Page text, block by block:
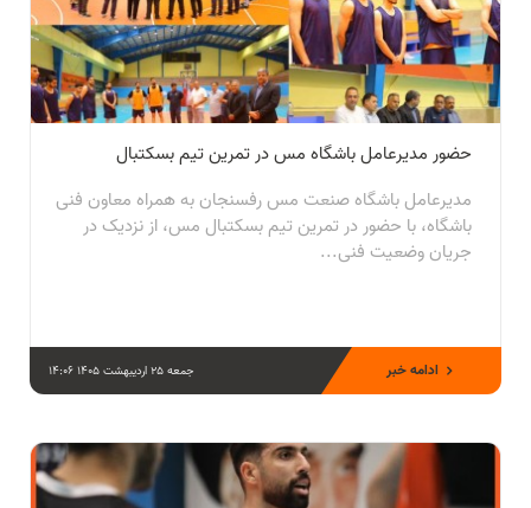
حضور مدیرعامل باشگاه مس در تمرین تیم بسکتبال
مدیرعامل باشگاه صنعت مس رفسنجان به همراه معاون فنی
باشگاه، با حضور در تمرین تیم بسکتبال مس، از نزدیک در
جریان وضعیت فنی...
جمعه 25 اردیبهشت 1405 14:06 ادامه خبر